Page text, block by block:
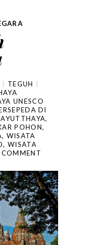
TEGUH
UNESCO
DI
,
POHON,
, WISATA
,WISATA
COMMENT